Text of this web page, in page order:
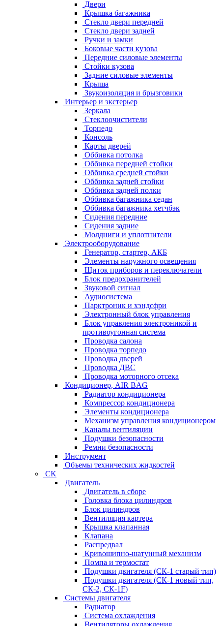
Двери
Крышка багажника
Стекло двери передней
Стекло двери задней
Ручки и замки
Боковые части кузова
Передние силовые элементы
Стойки кузова
Задние силовые элементы
Крыша
Звукоизоляция и брызговики
Интерьер и экстерьер
Зеркала
Стеклоочистители
Торпедо
Консоль
Карты дверей
Оббивка потолка
Оббивка передней стойки
Оббивка средней стойки
Оббивка задней стойки
Оббивка задней полки
Оббивка багажника седан
Оббивка багажника хетчбэк
Сидения передние
Сидения задние
Молдниги и уплотнители
Электрооборудование
Генератор, стартер, АКБ
Элементы наружного освещения
Щиток приборов и переключатели
Блок предохранителей
Звуковой сигнал
Аудиосистема
Парктроник и хэндсфри
Электронный блок управления
Блок управления электроникой и
противоугонная система
Проводка салона
Проводка торпедо
Проводка дверей
Проводка ДВС
Проводка моторного отсека
Кондиционер, AIR BAG
Радиатор кондиционера
Компрессор кондиционера
Элементы кондиционера
Механизм управления кондиционером
Каналы вентиляции
Подушки безопасности
Ремни безопасности
Инструмент
Объемы технических жидкостей
CK
Двигатель
Двигатель в сборе
Головка блока цилиндров
Блок цилиндров
Вентиляция картера
Крышка клапанная
Клапана
Распредвал
Кривошипно-шатунный механизм
Помпа и термостат
Подушки двигателя (СК-1 старый тип)
Подушки двигателя (СК-1 новый тип,
СК-2, СК-1F)
Системы двигателя
Радиатор
Система охлаждения
Вентиляторы охлаждения